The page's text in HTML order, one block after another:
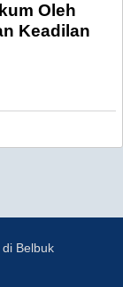
Oleh
Keadilan
Belbuk